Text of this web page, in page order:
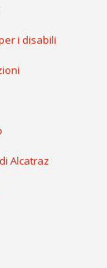
i disabili
Alcatraz